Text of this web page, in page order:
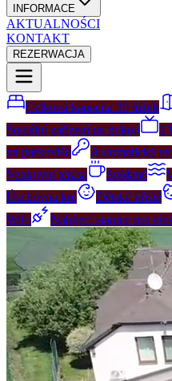
INFORMACE
AKTUALNOŚCI
KONTAKT
REZERWACJA
Celková kapacita 30 lůžek
Sociální zařízení na pokoji
na parkovišti
Automatická
Venkovní terasa
Snídaně
Úschovna kol
Dětské hřiště
WiFi
Nabíjecí stanice pro